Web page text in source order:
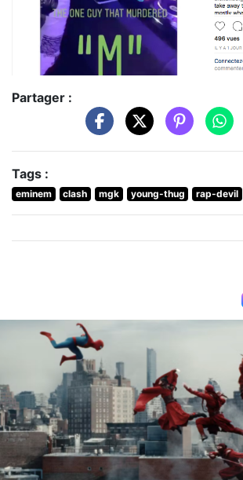
Partager :
Tags :
eminem clash mgk young-thug rap-devil